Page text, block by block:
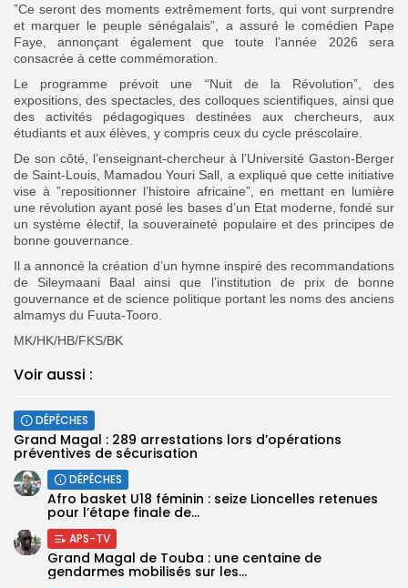
”Ce seront des moments extrêmement forts, qui vont surprendre
et marquer le peuple sénégalais”, a assuré le comédien Pape
Faye, annonçant également que toute l’année 2026 sera
consacrée à cette commémoration.
Le programme prévoit une “Nuit de la Révolution”, des
expositions, des spectacles, des colloques scientifiques, ainsi que
des activités pédagogiques destinées aux chercheurs, aux
étudiants et aux élèves, y compris ceux du cycle préscolaire.
‎De son côté, l’enseignant-chercheur à l’Université Gaston-Berger
de Saint-Louis, Mamadou Youri Sall, a expliqué que cette initiative
vise à ”repositionner l’histoire africaine”, en mettant en lumière
une révolution ayant posé les bases d’un Etat moderne, fondé sur
un système électif, la souveraineté populaire et des principes de
bonne gouvernance.
Il a annoncé la création d’un hymne inspiré des recommandations
de Sileymaani Baal ainsi que l’institution de prix de bonne
gouvernance et de science politique portant les noms des anciens
almamys du Fuuta-Tooro.
MK/HK/HB/FKS/BK
Voir aussi :
DÉPÊCHES
Grand Magal : 289 arrestations lors d’opérations
préventives de sécurisation
DÉPÊCHES
‎Afro basket U18 féminin : seize Lioncelles retenues
pour l’étape finale de...
APS-TV
Grand Magal de Touba : une centaine de
gendarmes mobilisés sur les...